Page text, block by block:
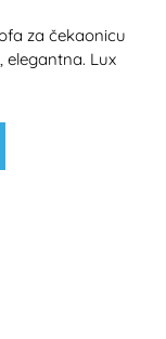
za čekaonicu
elegantna. Lux